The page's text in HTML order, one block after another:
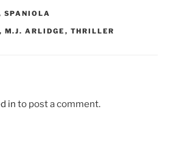
SPANIOLA
, M.J. ARLIDGE , THRILLER
in to post a comment.